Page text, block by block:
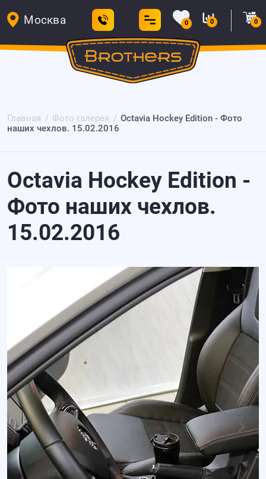
Москва 0 0 0
Главная Фото галерея
Оctavia Hockey Edition - Фото
наших чехлов. 15.02.2016
Оctavia Hockey Edition -
Фото наших чехлов.
15.02.2016